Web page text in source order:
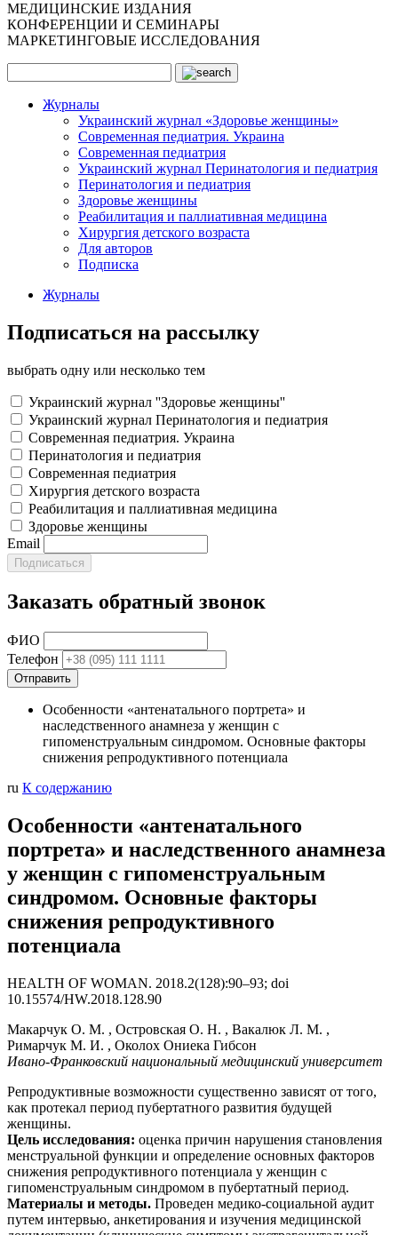
МЕДИЦИНСКИЕ ИЗДАНИЯ
КОНФЕРЕНЦИИ И СЕМИНАРЫ
МАРКЕТИНГОВЫЕ ИССЛЕДОВАНИЯ
Журналы
Украинский журнал «Здоровье женщины»
Современная педиатрия. Украина
Современная педиатрия
Украинский журнал Перинатология и педиатрия
Перинатология и педиатрия
Здоровье женщины
Реабилитация и паллиативная медицина
Хирургия детского возраста
Для авторов
Подписка
Журналы
Подписаться на рассылку
выбрать одну или несколько тем
Украинский журнал ''Здоровье женщины''
Украинский журнал Перинатология и педиатрия
Современная педиатрия. Украина
Перинатология и педиатрия
Современная педиатрия
Хирургия детского возраста
Реабилитация и паллиативная медицина
Здоровье женщины
Email
Заказать обратный звонок
ФИО
Телефон
Особенности «антенатального портрета» и
наследственного анамнеза у женщин с
гипоменструальным синдромом. Основные факторы
снижения репродуктивного потенциала
ru К содержанию
Особенности «антенатального
портрета» и наследственного анамнеза
у женщин с гипоменструальным
синдромом. Основные факторы
снижения репродуктивного
потенциала
HEALTH OF WOMAN. 2018.2(128):90–93; doi
10.15574/HW.2018.128.90
Макарчук О. М. , Островская О. Н. , Вакалюк Л. М. ,
Римарчук М. И. , Околох Ониека Гибсон
Ивано-Франковский национальный медицинский университет
Репродуктивные возможности существенно зависят от того,
как протекал период пубертатного развития будущей
женщины.
Цель исследования: оценка причин нарушения становления
менструальной функции и определение основных факторов
снижения репродуктивного потенциала у женщин с
гипоменструальным синдромом в пубертатный период.
Материалы и методы. Проведен медико-социальной аудит
путем интервью, анкетирования и изучения медицинской